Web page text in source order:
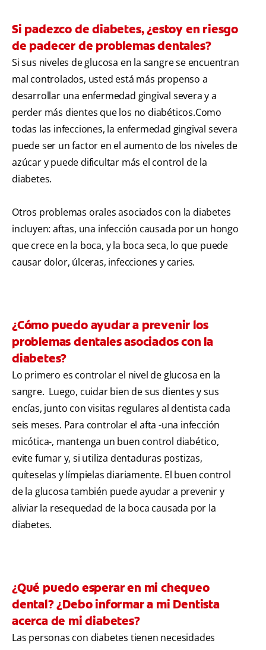
Si padezco de diabetes, ¿estoy en riesgo
de padecer de problemas dentales?
Si sus niveles de glucosa en la sangre se encuentran
mal controlados, usted está más propenso a
desarrollar una enfermedad gingival severa y a
perder más dientes que los no diabéticos.Como
todas las infecciones, la enfermedad gingival severa
puede ser un factor en el aumento de los niveles de
azúcar y puede dificultar más el control de la
diabetes.
Otros problemas orales asociados con la diabetes
incluyen: aftas, una infección causada por un hongo
que crece en la boca, y la boca seca, lo que puede
causar dolor, úlceras, infecciones y caries.
¿Cómo puedo ayudar a prevenir los
problemas dentales asociados con la
diabetes?
Lo primero es controlar el nivel de glucosa en la
sangre. Luego, cuidar bien de sus dientes y sus
encías, junto con visitas regulares al dentista cada
seis meses. Para controlar el afta -una infección
micótica-, mantenga un buen control diabético,
evite fumar y, si utiliza dentaduras postizas,
quíteselas y límpielas diariamente. El buen control
de la glucosa también puede ayudar a prevenir y
aliviar la resequedad de la boca causada por la
diabetes.
¿Qué puedo esperar en mi chequeo
dental? ¿Debo informar a mi Dentista
acerca de mi diabetes?
Las personas con diabetes tienen necesidades